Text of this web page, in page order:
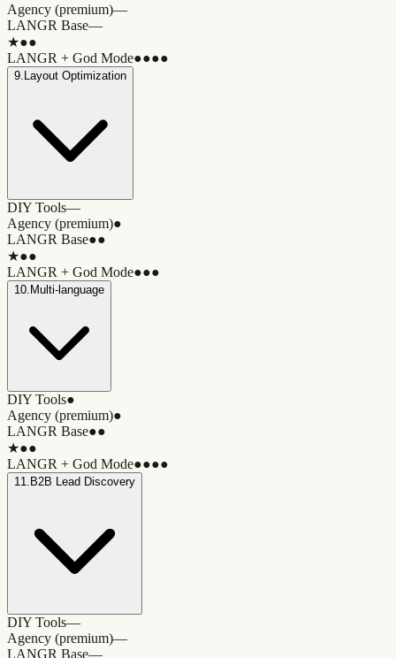
Agency (premium)—
LANGR Base—
★●●
LANGR + God Mode●●●●
9. Layout Optimization
DIY Tools—
Agency (premium)●
LANGR Base●●
★●●
LANGR + God Mode●●●
10. Multi-language
DIY Tools●
Agency (premium)●
LANGR Base●●
★●●
LANGR + God Mode●●●●
11. B2B Lead Discovery
DIY Tools—
Agency (premium)—
LANGR Base—